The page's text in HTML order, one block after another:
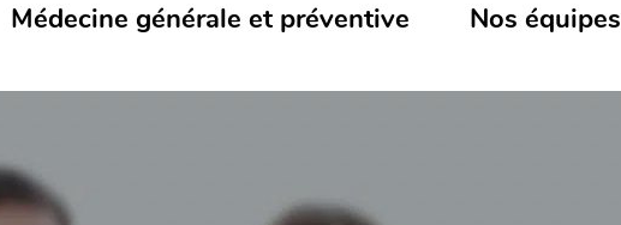
Médecine générale et préventive Nos équipes